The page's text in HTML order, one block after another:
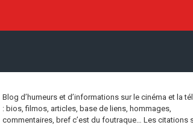
Blog d’humeurs et d’informations sur le cinéma et la
: bios, filmos, articles, base de liens, hommages,
commentaires, bref c’est du foutraque… Les citations